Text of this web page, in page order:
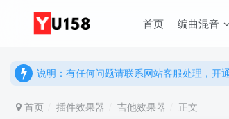
首页 编曲混音
说明：有任何问题请联系网站客服处理，开
提示：网站登录及下载问题，请联系网站底
提示：网站登录及下载问题，请联系网站底
首页 插件效果器 吉他效果器 正文